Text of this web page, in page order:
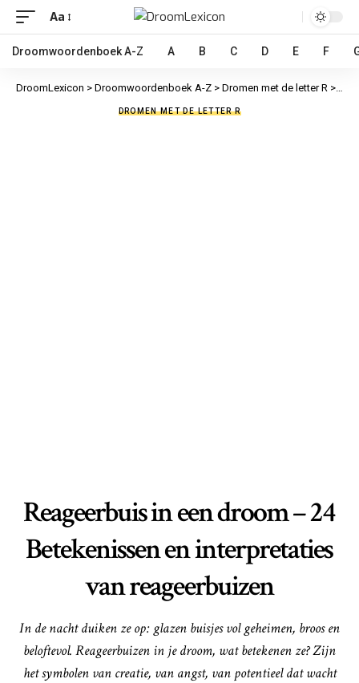
Aa
Droomwoordenboek A-Z A B C D E F
DroomLexicon > Droomwoordenboek A-Z > Dromen met de letter R >
DROMEN MET DE LETTER R
Reageerbuis in een droom – 24
Betekenissen en interpretaties
van reageerbuizen
In de nacht duiken ze op: glazen buisjes vol geheimen, broos en
beloftevol. Reageerbuizen in je droom, wat betekenen ze? Zijn
het symbolen van creatie, van angst, van potentieel dat wacht